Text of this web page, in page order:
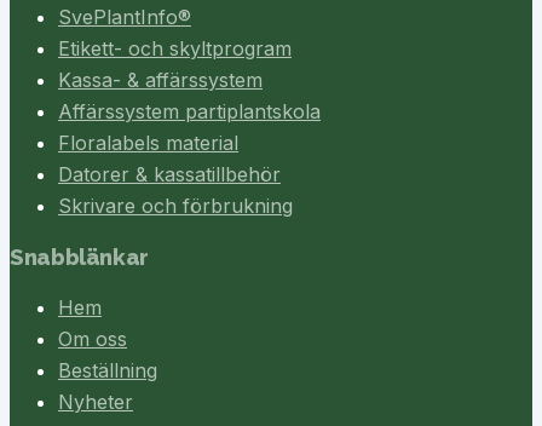
SvePlantInfo®
Etikett- och skyltprogram
Kassa- & affärssystem
Affärssystem partiplantskola
Floralabels material
Datorer & kassatillbehör
Skrivare och förbrukning
Snabblänkar
Hem
Om oss
Beställning
Nyheter